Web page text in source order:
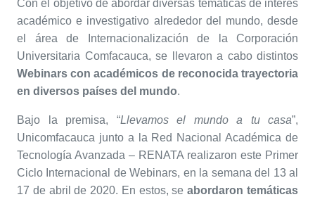
Con el objetivo de abordar diversas temáticas de interés
académico e investigativo alrededor del mundo, desde
el área de Internacionalización de la Corporación
Universitaria Comfacauca, se llevaron a cabo distintos
Webinars con académicos de reconocida trayectoria
en diversos países del mundo.
Bajo la premisa, “Llevamos el mundo a tu casa”,
Unicomfacauca junto a la Red Nacional Académica de
Tecnología Avanzada – RENATA realizaron este Primer
Ciclo Internacional de Webinars, en la semana del 13 al
17 de abril de 2020. En estos, seabordaron temáticas